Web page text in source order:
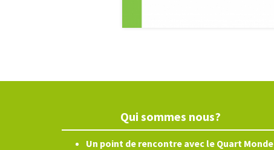
Qui sommes nous?
Un point de rencontre avec le Quart Monde